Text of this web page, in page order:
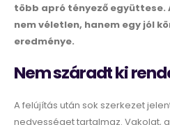
több apró tényező együttese.
nem véletlen, hanem egy jól
eredménye.
Nem száradt ki
A felújítás után sok szerkezet
nedvességet tartalmaz. Vakolat,